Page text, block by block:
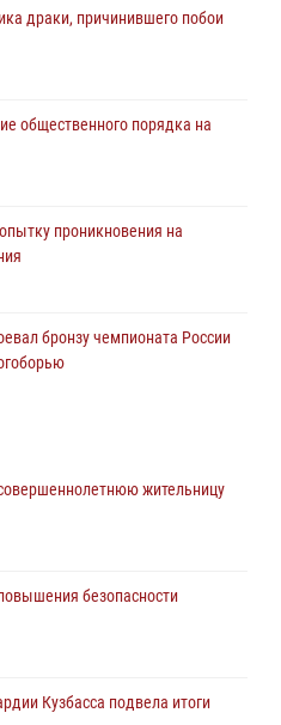
драки, причинившего побои
общественного порядка на
проникновения на
бронзу чемпионата России
предоставления
юных путешественников из
общественного порядка в
жительницу
безопасности
Кузбасса подвела итоги